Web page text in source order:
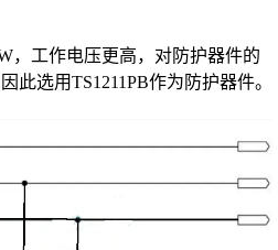
，工作电压更高，对防护器件的
此选用TS1211PB作为防护器件。